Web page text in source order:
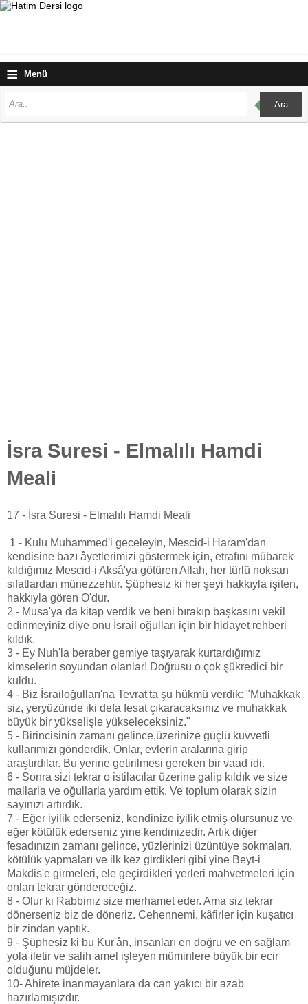
≡ Menü
Ara
İsra Suresi - Elmalılı Hamdi
Meali
17 - İsra Suresi - Elmalılı Hamdi Meali
1 - Kulu Muhammed'i geceleyin, Mescid-i Haram'dan
kendisine bazı âyetlerimizi göstermek için, etrafını mübarek
kıldığımız Mescid-i Aksâ'ya götüren Allah, her türlü noksan
sıfatlardan münezzehtir. Şüphesiz ki her şeyi hakkıyla işiten,
hakkıyla gören O'dur.
2 - Musa'ya da kitap verdik ve beni bırakıp başkasını vekil
edinmeyiniz diye onu İsrail oğulları için bir hidayet rehberi
kıldık.
3 - Ey Nuh'la beraber gemiye taşıyarak kurtardığımız
kimselerin soyundan olanlar! Doğrusu o çok şükredici bir
kuldu.
4 - Biz İsrailoğulları'na Tevrat'ta şu hükmü verdik: "Muhakkak
siz, yeryüzünde iki defa fesat çıkaracaksınız ve muhakkak
büyük bir yükselişle yükseleceksiniz."
5 - Birincisinin zamanı gelince,üzerinize güçlü kuvvetli
kullarımızı gönderdik. Onlar, evlerin aralarına girip
araştırdılar. Bu yerine getirilmesi gereken bir vaad idi.
6 - Sonra sizi tekrar o istilacılar üzerine galip kıldık ve size
mallarla ve oğullarla yardım ettik. Ve toplum olarak sizin
sayınızı artırdık.
7 - Eğer iyilik ederseniz, kendinize iyilik etmiş olursunuz ve
eğer kötülük ederseniz yine kendinizedir. Artık diğer
fesadınızın zamanı gelince, yüzlerinizi üzüntüye sokmaları,
kötülük yapmaları ve ilk kez girdikleri gibi yine Beyt-i
Makdis'e girmeleri, ele geçirdikleri yerleri mahvetmeleri için
onları tekrar göndereceğiz.
8 - Olur ki Rabbiniz size merhamet eder. Ama siz tekrar
dönerseniz biz de döneriz. Cehennemi, kâfirler için kuşatıcı
bir zindan yaptık.
9 - Şüphesiz ki bu Kur'ân, insanları en doğru ve en sağlam
yola iletir ve salih amel işleyen müminlere büyük bir ecir
olduğunu müjdeler.
10- Ahirete inanmayanlara da can yakıcı bir azab
hazırlamışızdır.